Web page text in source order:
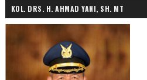
KOL. DRS. H. AHMAD YANI, SH. MT